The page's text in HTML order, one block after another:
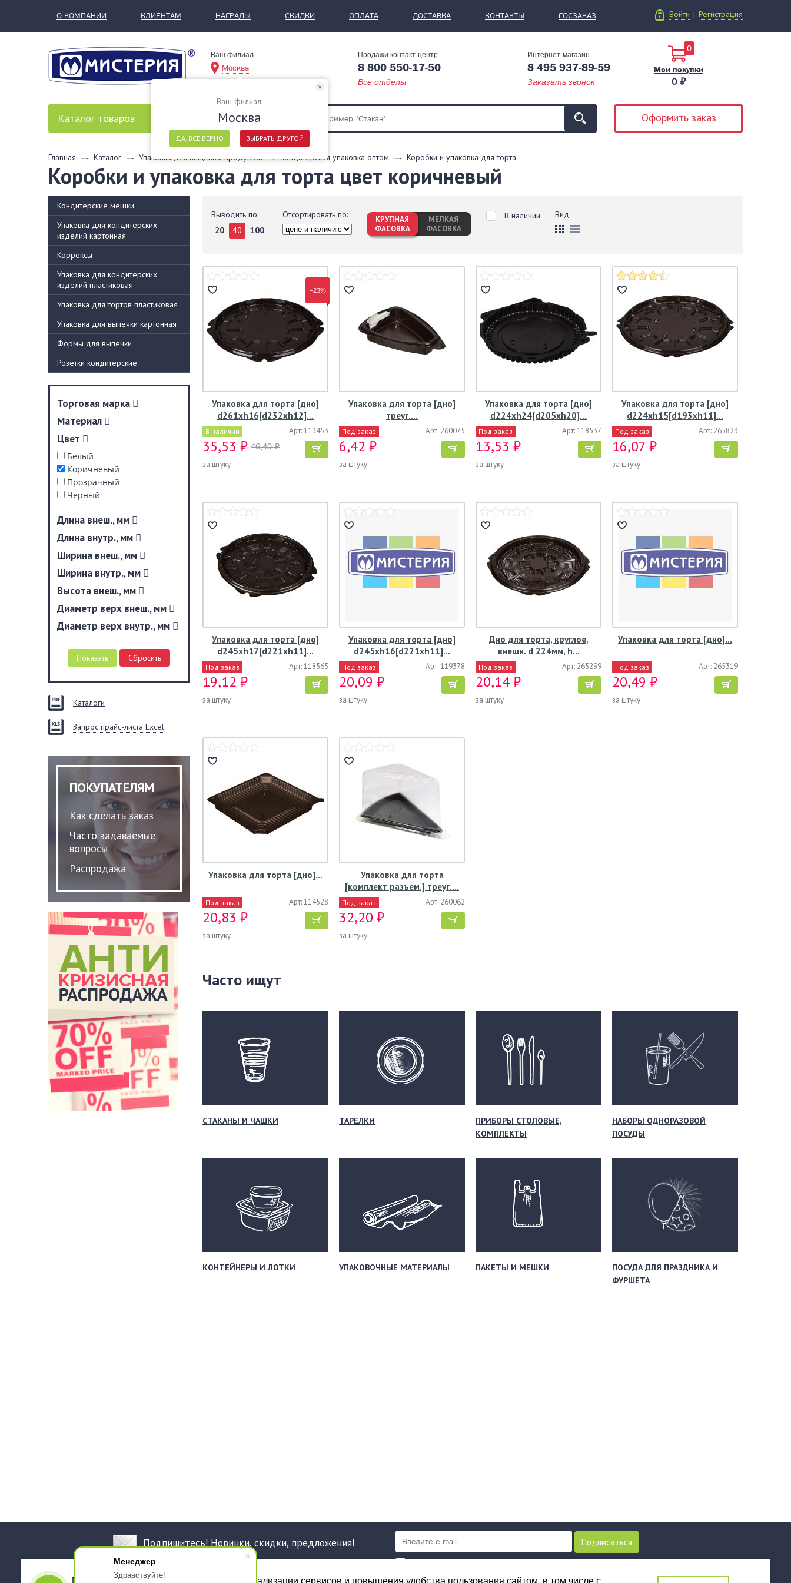
Менеджер
Здравствуйте!
О КОМПАНИИ КЛИЕНТАМ НАГРАДЫ СКИДКИ ОПЛАТА ДОСТАВКА КОНТАКТЫ ГОСЗАКАЗ Войти | Регистрация
Ваш филиал
Москва
Продажи контакт-центр
8 800 550-17-50
Все отделы
Ваш филиал:
Москва
ДА, ВСЕ ВЕРНО ВЫБРАТЬ ДРУГОЙ
Интернет-магазин
8 495 937-89-59
Заказать звонок
0
Мои покупки
0 ₽
Каталог товаров Оформить заказ
Главная Каталог Упаковка для пищевых продуктов Кондитерская упаковка оптом Коробки и упаковка для торта
Коробки и упаковка для торта цвет коричневый
Кондитерские мешки
Упаковка для кондитерских
изделий картонная
Коррексы
Упаковка для кондитерских
изделий пластиковая
Упаковка для тортов пластиковая
Упаковка для выпечки картонная
Формы для выпечки
Розетки кондитерские
Торговая марка
Материал
Цвет
Белый
Коричневый
Прозрачный
Черный
Длина внеш., мм
Длина внутр., мм
Ширина внеш., мм
Ширина внутр., мм
Высота внеш., мм
Диаметр верх внеш., мм
Диаметр верх внутр., мм
Каталоги
Запрос прайс-листа Excel
ПОКУПАТЕЛЯМ
Как сделать заказ
Часто задаваемые
вопросы
Распродажа
Выводить по:
20
40 100
Отсортировать по:
КРУПНАЯ
ФАСОВКА
МЕЛКАЯ
ФАСОВКА
В наличии Вид:
−23%
Упаковка для торта [дно]
d261хh16[d232хh12]…
В наличии Арт: 113453
35,53 ₽ 46,40 ₽
за штуку
Упаковка для торта [дно]
треуг.…
Под заказ Арт: 260075
6,42 ₽
за штуку
Упаковка для торта [дно]
d224хh24[d205хh20]…
Под заказ Арт: 118537
13,53 ₽
за штуку
Упаковка для торта [дно]
d224хh15[d193хh11]…
Под заказ Арт: 265823
16,07 ₽
за штуку
Упаковка для торта [дно]
d245хh17[d221хh11]…
Под заказ Арт: 118565
19,12 ₽
за штуку
Упаковка для торта [дно]
d245хh16[d221хh11]…
Под заказ Арт: 119378
20,09 ₽
за штуку
Дно для торта, круглое,
внешн. d 224мм, h…
Под заказ Арт: 265299
20,14 ₽
за штуку
Упаковка для торта [дно]…
Под заказ Арт: 265319
20,49 ₽
за штуку
Упаковка для торта [дно]…
Под заказ Арт: 114528
20,83 ₽
за штуку
Упаковка для торта
[комплект разъем.] треуг.…
Под заказ Арт: 260062
32,20 ₽
за штуку
Часто ищут
СТАКАНЫ И ЧАШКИ ТАРЕЛКИ
ПРИБОРЫ СТОЛОВЫЕ,
КОМПЛЕКТЫ
НАБОРЫ ОДНОРАЗОВОЙ
ПОСУДЫ
КОНТЕЙНЕРЫ И ЛОТКИ УПАКОВОЧНЫЕ МАТЕРИАЛЫ ПАКЕТЫ И МЕШКИ
ПОСУДА ДЛЯ ПРАЗДНИКА И
ФУРШЕТА
Подпишитесь! Новинки, скидки, предложения! Подписаться
Я даю согласие на обработку моих персональных данных в
Мы используем файлы cookie, для персонализации сервисов и повышения удобства пользования сайтом, в том числе с